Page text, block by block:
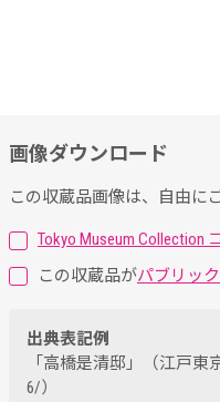
画像ダウンロード
この収蔵品画像は、自由に
Tokyo Museum
この収蔵品がパブリッ
出典表記例
「高橋是清邸」（江戸東
6/）